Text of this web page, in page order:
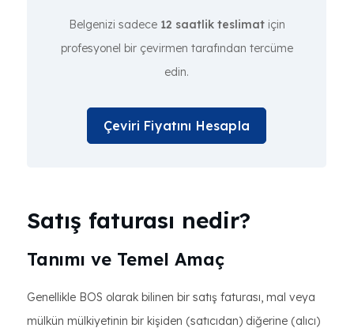
Belgenizi sadece 12 saatlik teslimatiçin
profesyonel bir çevirmen tarafından tercüme
edin.
Çeviri Fiyatını Hesapla
Satış faturası nedir?
Tanımı ve Temel Amaç
Genellikle BOS olarak bilinen bir satış faturası, mal veya
mülkün mülkiyetinin bir kişiden (satıcıdan) diğerine (alıcı)